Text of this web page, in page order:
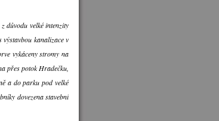
z důvodu velké intenzity
výstavbou kanalizace v
vykáceny stromy na
přes potok Hradečku,
a do parku pod velké
dovezena stavební